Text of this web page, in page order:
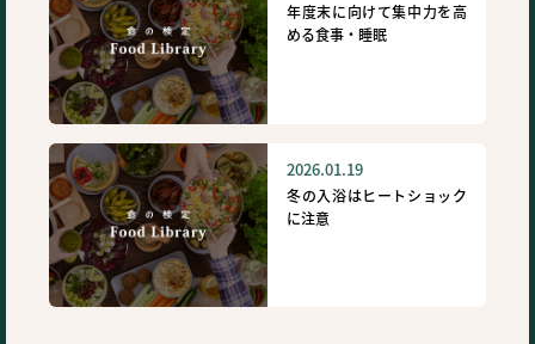
年度末に向けて集中力を高
める食事・睡眠
2026.01.19
冬の入浴はヒートショック
に注意